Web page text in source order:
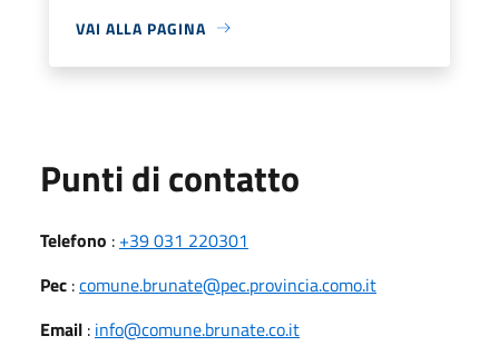
VAI ALLA PAGINA
Punti di contatto
Telefono : +39 031 220301
Pec :comune.brunate@pec.provincia.como.it
Email : info@comune.brunate.co.it